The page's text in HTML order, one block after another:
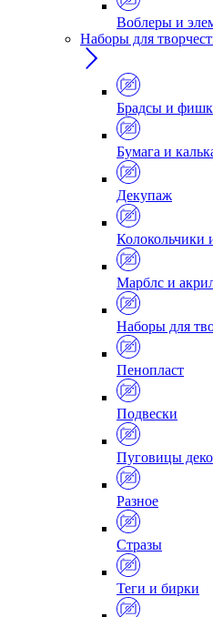
Воблеры и
Наборы для
Брадсы и
Бумага и
Декупаж
Колокольчики
Марблс и
Наборы для
Пенопласт
Подвески
Пуговицы
Разное
Стразы
Теги и бирки